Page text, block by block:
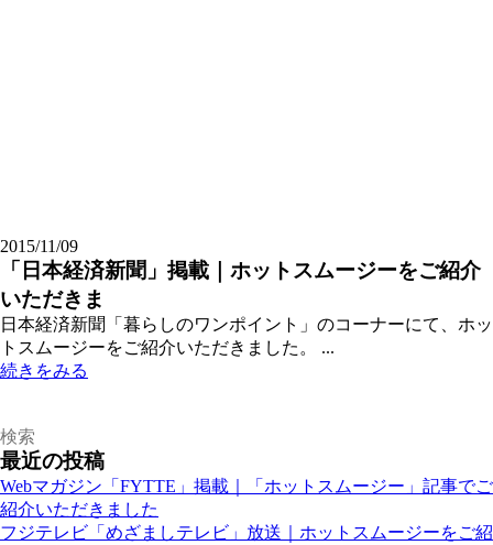
2015/11/09
「日本経済新聞」掲載｜ホットスムージーをご紹介
いただきま
日本経済新聞「暮らしのワンポイント」のコーナーにて、ホッ
トスムージーをご紹介いただきました。 ...
続きをみる
最近の投稿
Webマガジン「FYTTE」掲載｜「ホットスムージー」記事でご
紹介いただきました
フジテレビ「めざましテレビ」放送｜ホットスムージーをご紹